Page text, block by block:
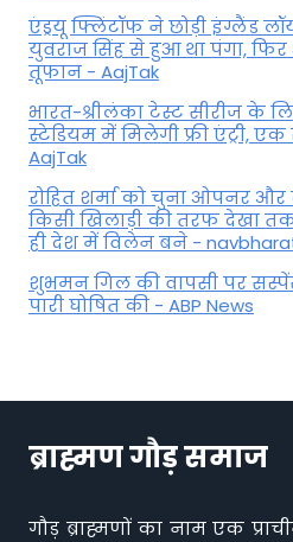
एंड्रयू फ्लिंटॉफ ने छोड़ी इंग्लैंड
युवराज सिंह से हुआ था पंगा,
तूफान - AajTak
भारत-श्रीलंका टेस्ट सीरीज के
स्टेडियम में मिलेगी फ्री एंट्री,
AajTak
रोहित शर्मा को चुना ओपनर
किसी खिलाड़ी की तरफ देखा
ही देश में विलेन बने -
शुभमन गिल की वापसी पर
पारी घोषित की - ABP News
ब्राह्मण गौड़ समाज
गौड़ ब्राह्मणों का नाम एक